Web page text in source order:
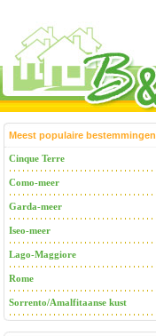
Meest populaire bestemmingen
Cinque Terre
Como-meer
Garda-meer
Iseo-meer
Lago-Maggiore
Rome
Sorrento/Amalfitaanse kust